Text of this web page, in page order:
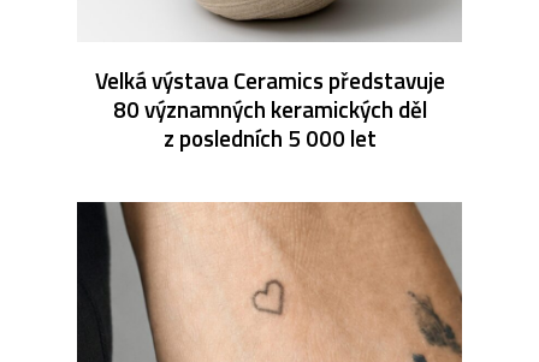
Velká výstava Ceramics představuje
80 významných keramických děl
z posledních 5 000 let